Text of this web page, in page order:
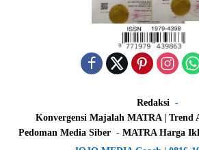
Redaksi
Konvergensi Majalah MATRA | Trend
Pedoman Media Siber
MATRA Harga